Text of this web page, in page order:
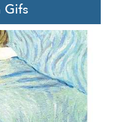
Gifs